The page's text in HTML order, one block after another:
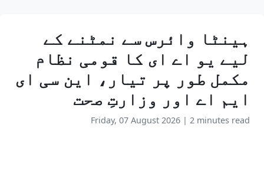
ہینٹا وائرس سے نمٹنے کے
لیے یو اے ای کا قومی نظام
مکمل طور پر تیار، این سی ای
ایم اے اور وزارتِ صحت
Friday, 07 August 2026 | 2 minutes read